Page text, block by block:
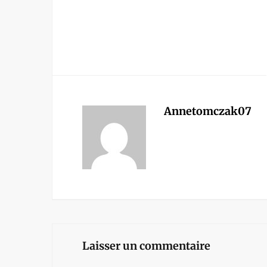
Annetomczak07
Laisser un commentaire